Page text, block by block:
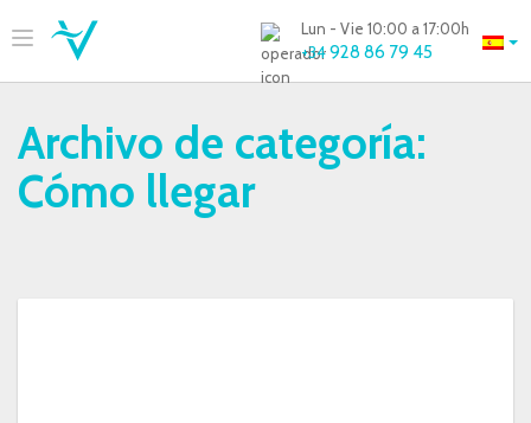
Lun - Vie 10:00 a 17:00h
+34 928 86 79 45
Archivo de categoría:
Cómo llegar